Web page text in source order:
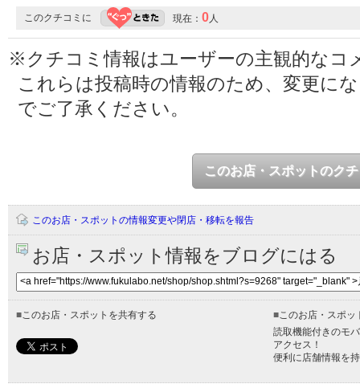
このクチコミに 現在： 0 人
※クチコミ情報はユーザーの主観的なコ
これらは投稿時の情報のため、変更に
でご了承ください。
このお店・スポットのク
このお店・スポットの情報変更や閉店・移転を報告
お店・スポット情報をブログにはる
■ このお店・スポットを共有する ■ このお店・スポ
読取機能付きのモ
アクセス！
便利に店舗情報を